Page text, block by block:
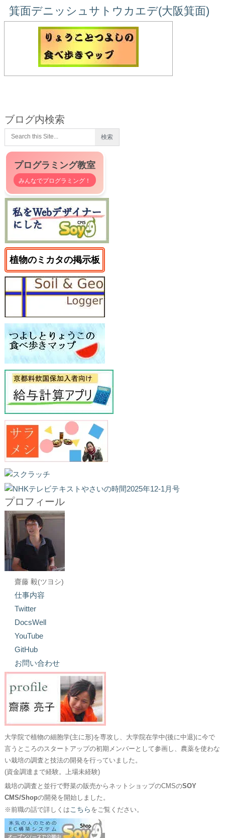
箕面デニッシュサトウカエデ(大阪箕面)
ブログ内検索
プログラミング教室
みんなでプログラミング！
植物のミカタの掲示板
プロフィール
齋藤 毅(ツヨシ)
仕事内容
Twitter
DocsWell
YouTube
GitHub
お問い合わせ
大学院で植物の細胞学(主に形)を専攻し、大学院在学中(後に中退)に今で
言うところのスタートアップの初期メンバーとして参画し、農薬を使わな
い栽培の調査と技法の開発を行っていました。
(資金調達まで経験。上場未経験)
栽培の調査と並行で野菜の販売からネットショップのCMSのSOY
CMS/Shopの開発を開始しました。
※前職の話で詳しくはこちら をご覧ください。